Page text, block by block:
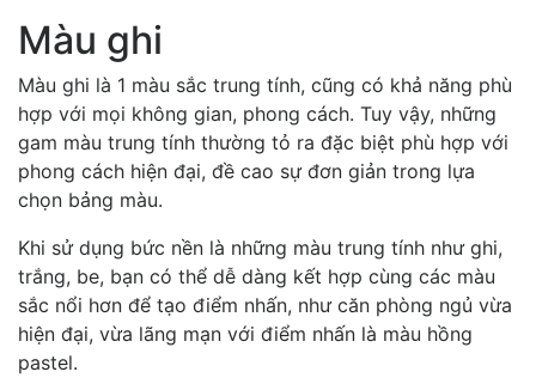
Màu ghi
Màu ghi là 1 màu sắc trung tính, cũng có khả năng phù
hợp với mọi không gian, phong cách. Tuy vậy, những
gam màu trung tính thường tỏ ra đặc biệt phù hợp với
phong cách hiện đại, đề cao sự đơn giản trong lựa
chọn bảng màu.
Khi sử dụng bức nền là những màu trung tính như ghi,
trắng, be, bạn có thể dễ dàng kết hợp cùng các màu
sắc nổi hơn để tạo điểm nhấn, như căn phòng ngủ vừa
hiện đại, vừa lãng mạn với điểm nhấn là màu hồng
pastel.